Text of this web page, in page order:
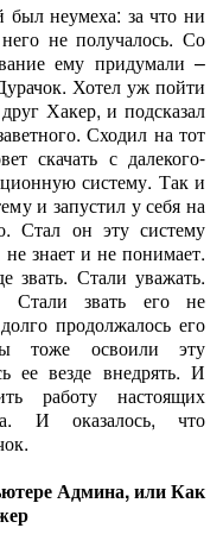
неумеха: за что ни
не получалось. Со
ему придумали –
Хотел уж пойти
Хакер, и подсказал
Сходил на тот
скачать с далекого-
систему. Так и
и запустил у себя на
Стал он эту систему
знает и не понимает.
звать. Стали уважать.
Стали звать его не
продолжалось его
тоже освоили эту
ее везде внедрять. И
работу настоящих
И оказалось, что
Админа, или Как